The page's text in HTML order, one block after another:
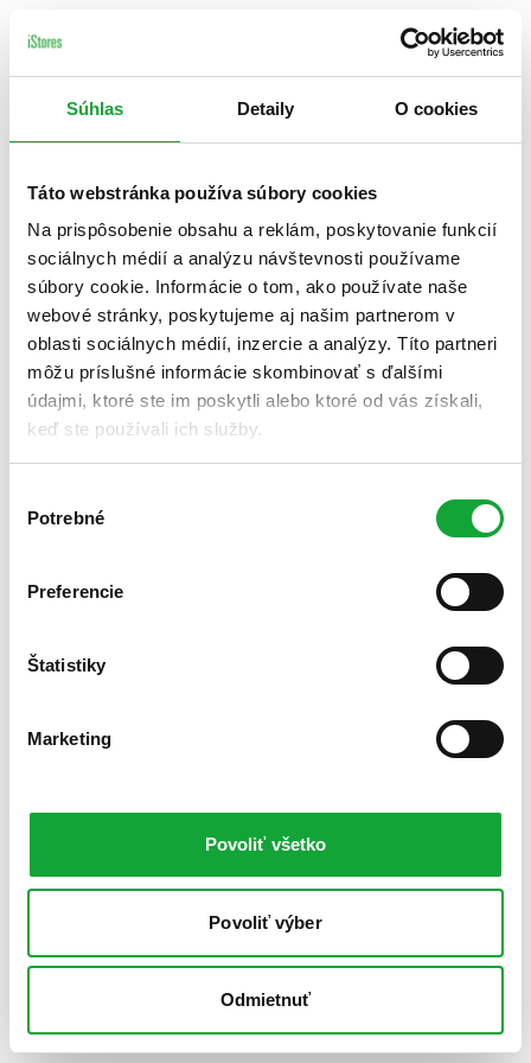
Súhlas Detaily O cookies
Táto webstránka používa súbory cookies
Na prispôsobenie obsahu a reklám, poskytovanie funkcií
sociálnych médií a analýzu návštevnosti používame
súbory cookie. Informácie o tom, ako používate naše
webové stránky, poskytujeme aj našim partnerom v
oblasti sociálnych médií, inzercie a analýzy. Títo partneri
môžu príslušné informácie skombinovať s ďalšími
údajmi, ktoré ste im poskytli alebo ktoré od vás získali,
keď ste používali ich služby.
súhlasu
Potrebné
Preferencie
Štatistiky
Marketing
Povoliť všetko
Povoliť výber
Odmietnuť